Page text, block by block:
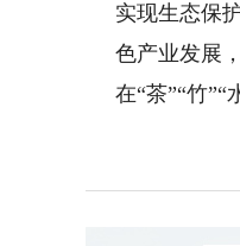
实现生态保
色产业发展
在“茶”“竹